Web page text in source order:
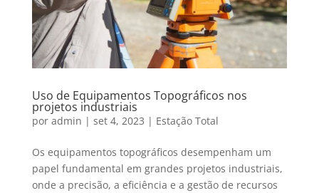
Uso de Equipamentos Topográficos nos
projetos industriais
por admin | set 4, 2023 | Estação Total
Os equipamentos topográficos desempenham um
papel fundamental em grandes projetos industriais,
onde a precisão, a eficiência e a gestão de recursos